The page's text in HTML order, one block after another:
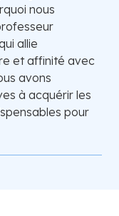
nous
allie
et affinité avec
avons
à acquérir les
pour